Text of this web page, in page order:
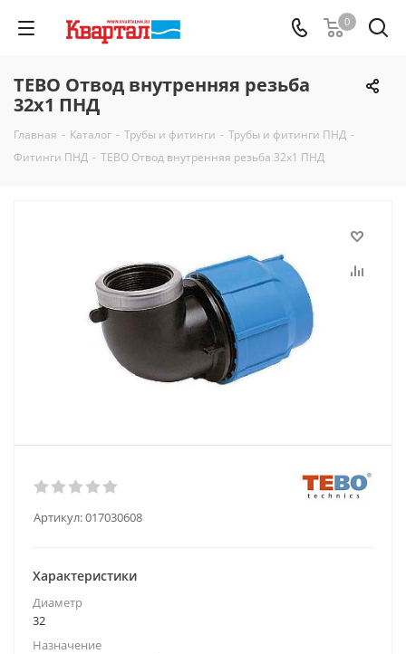
0
TEBO Отвод внутренняя резьба
32х1 ПНД
Главная - Каталог - Трубы и фитинги - Трубы и фитинги ПНД -
Фитинги ПНД - TEBO Отвод внутренняя резьба 32х1 ПНД
Артикул:017030608
Характеристики
Диаметр
32
Назначение